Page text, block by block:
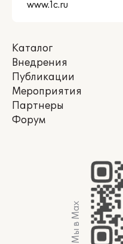
Каталог
Внедрения
Публикации
Мероприятия
Партнеры
Форум
Мы в Max